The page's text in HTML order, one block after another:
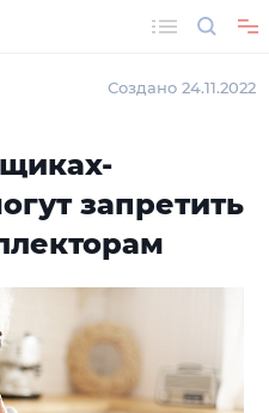
Создано 24.11.2022
запретить